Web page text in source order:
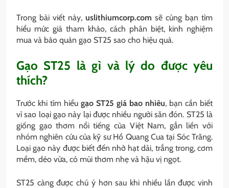
Trong bài viết này, uslithiumcorp.com sẽ cùng bạn tìm
hiểu mức giá tham khảo, cách phân biệt, kinh nghiệm
mua và bảo quản gạo ST25 sao cho hiệu quả.
Gạo ST25 là gì và lý do được yêu
thích?
Trước khi tìm hiểu gạo ST25 giá bao nhiêu, bạn cần biết
vì sao loại gạo này lại được nhiều người săn đón. ST25 là
giống gạo thơm nổi tiếng của Việt Nam, gắn liền với
nhóm nghiên cứu của kỹ sư Hồ Quang Cua tại Sóc Trăng.
Loại gạo này được biết đến nhờ hạt dài, trắng trong, cơm
mềm, dẻo vừa, có mùi thơm nhẹ và hậu vị ngọt.
ST25 càng được chú ý hơn sau khi nhiều lần được vinh